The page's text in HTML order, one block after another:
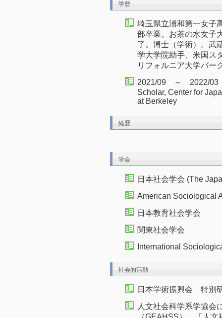
学歴
埼玉県立浦和第一女子
部卒業。お茶の水女子
了。博士（学術）。武
学大学院助手、米国ス
リフォルニア大学バー
2021/09 ～ 2022/03
Scholar, Center for
at Berkeley
経歴
学会
日本社会学会 (The
American Sociological
日本教育社会学会
関東社会学会
International
社会的活動
日本学術振興会 特別
人文社会科学系学協会